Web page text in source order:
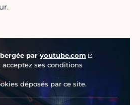
par youtube.com
ses conditions
déposés par ce site.